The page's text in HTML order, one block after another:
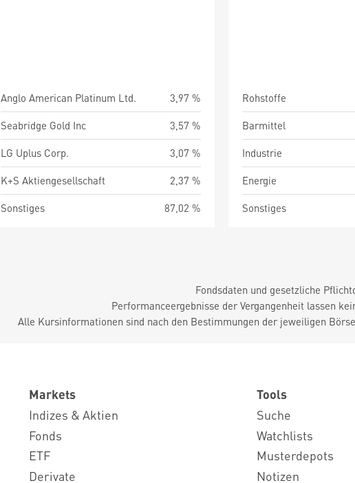
Anglo American Platinum Ltd.
3,97 %
Seabridge Gold Inc
3,57 %
LG Uplus Corp.
3,07 %
K+S Aktiengesellschaft
2,37 %
Sonstiges
87,02 %
Rohstoffe
Barmittel
Industrie
Energie
Sonstiges
Fondsdaten und gesetzliche
Performanceergebnisse der Vergangenheit lassen
Alle Kursinformationen sind nach den Bestimmungen der jeweiligen
Markets
Indizes & Aktien
Fonds
ETF
Derivate
Tools
Suche
Watchlists
Musterdepots
Notizen